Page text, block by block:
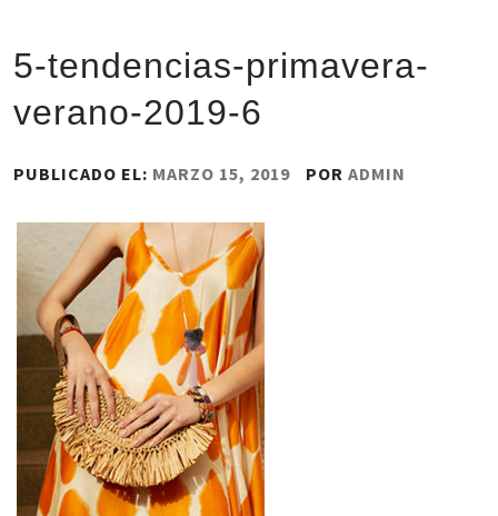
5-tendencias-primavera-
verano-2019-6
PUBLICADO EL: MARZO 15, 2019 POR ADMIN